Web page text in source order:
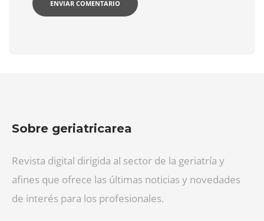
Sobre geriatricarea
Revista digital dirigida al sector de la geriatría y
afines que ofrece las últimas noticias y novedades
de interés para los profesionales.